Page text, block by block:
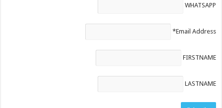
WHATSAPP
Email Address*
FIRSTNAME
LASTNAME